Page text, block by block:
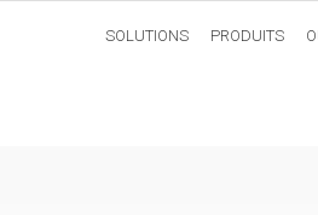
SOLUTIONS PRODUITS